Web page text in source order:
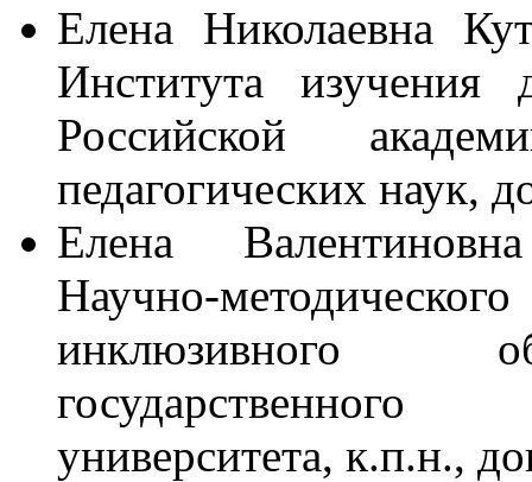
Елена Николаевна
Института изучения
Российской
педагогических наук,
Елена
Научно-
инклюзивного
государственного
университета, к.п.н.,